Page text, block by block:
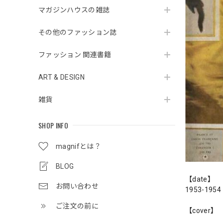
マガジンハウスの雑誌
その他のファッション誌
ファッション 関連書籍
ART & DESIGN
雑貨
SHOP INFO
magnifとは？
BLOG
お問い合わせ
ご注文の前に
【date】
1953-1954
【cover】